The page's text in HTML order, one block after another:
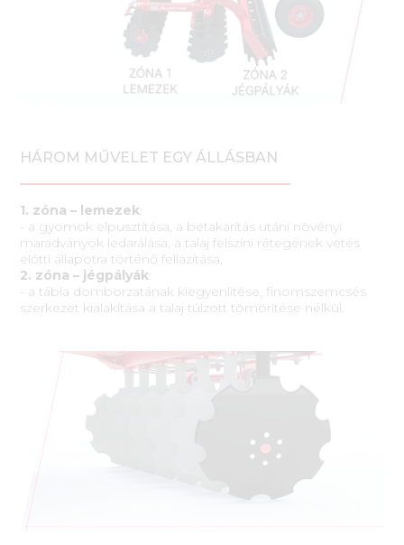
HÁROM MŰVELET EGY ÁLLÁSBAN
1. zóna – lemezek:
- a gyomok elpusztítása, a betakarítás utáni növényi
maradványok ledarálása, a talaj felszíni rétegének vetés
előtti állapotra történő fellazítása,
2. zóna – jégpályák:
- a tábla domborzatának kiegyenlítése, finomszemcsés
szerkezet kialakítása a talaj túlzott tömörítése nélkül.